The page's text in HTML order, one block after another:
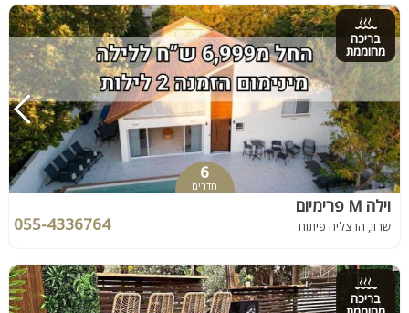
בריכה
מחוממת
6
חדרים
וילה M פרימיום
שרון, הרצליה פיתוח 055-4336764
בריכה